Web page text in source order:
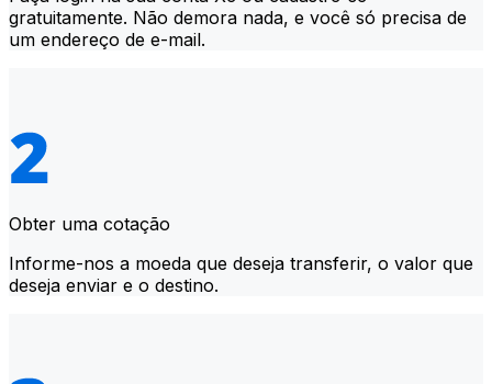
gratuitamente. Não demora nada, e você só precisa de
um endereço de e-mail.
Obter uma cotação
Informe-nos a moeda que deseja transferir, o valor que
deseja enviar e o destino.